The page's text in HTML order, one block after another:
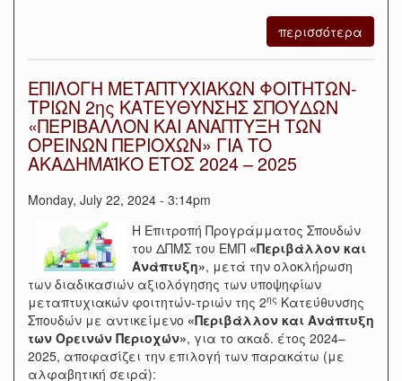
περισσότερα
ΕΠΙΛΟΓΗ ΜΕΤΑΠΤΥΧΙΑΚΩΝ ΦΟΙΤΗΤΩΝ-
ΤΡΙΩΝ 2ης ΚΑΤΕΥΘΥΝΣΗΣ ΣΠΟΥΔΩΝ
«ΠΕΡΙΒΑΛΛΟΝ ΚΑΙ ΑΝΑΠΤΥΞΗ ΤΩΝ
ΟΡΕΙΝΩΝ ΠΕΡΙΟΧΩΝ» ΓΙΑ ΤΟ
ΑΚΑΔΗΜΑΪΚΟ ΕΤΟΣ 2024 – 2025
Monday, July 22, 2024 - 3:14pm
Η Επιτροπή Προγράμματος Σπουδών
του ΔΠΜΣ του ΕΜΠ «Περιβάλλον και
Ανάπτυξη», μετά την ολοκλήρωση
των διαδικασιών αξιολόγησης των υποψηφίων
μεταπτυχιακών φοιτητών-τριών της 2ης Κατεύθυνσης
Σπουδών με αντικείμενο «Περιβάλλον και Ανάπτυξη
των Ορεινών Περιοχών», για το ακαδ. έτος 2024–
2025, αποφασίζει την επιλογή των παρακάτω (με
αλφαβητική σειρά):